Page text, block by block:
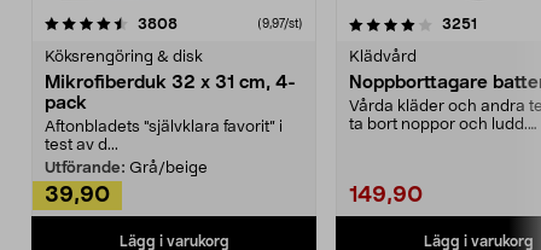
3808recensioner (9,97/st)
Köksrengöring & disk
Mikrofiberduk 32 x 31 cm, 4-
pack
Aftonbladets "självklara favorit” i
test av d...
Utförande: Grå/beige
39,90
Lägg i varukorg
4.0av 5 stjärnor 3251
Klädvård
Noppborttagare
Vårda kläder och andra
ta bort noppor och ludd.
149,90
Lägg i varukorg
4.5av 5 stjärnor